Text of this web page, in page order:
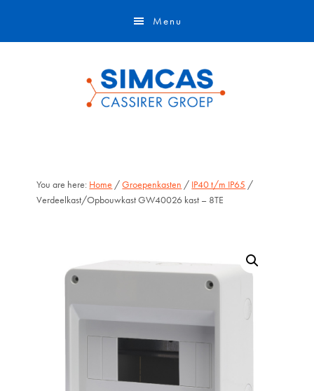
Menu
You are here: Home /Groepenkasten / IP40 t/m IP65 /
Verdeelkast/Opbouwkast GW40026 kast – 8TE